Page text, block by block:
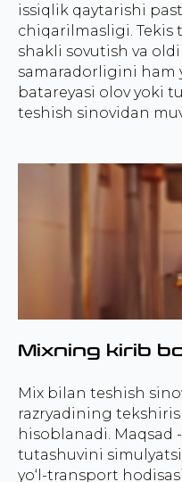
issiqlik qaytarishi
chiqarilmasligi.
shakli sovutish va
samaradorligini ham
batareyasi olov yoki
teshish sinovidan
Mixning kirib
Mix bilan teshish
razryadining
hisoblanadi. Maqsad
tutashuvini
yo‘l-transport